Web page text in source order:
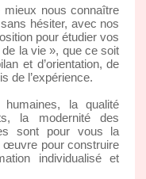
nous connaître
hésiter, avec nos
pour étudier vos
la vie », que ce soit
et d’orientation, de
de l’expérience.
la qualité
la modernité des
sont pour vous la
œuvre pour construire
individualisé et